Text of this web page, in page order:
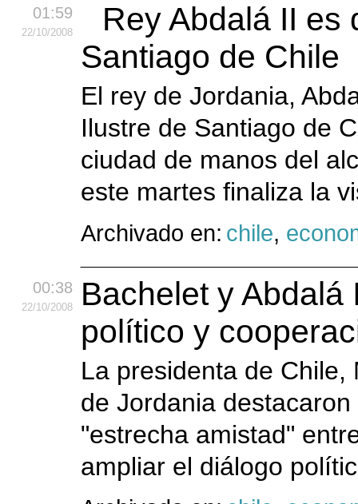
01:59
22/10/2008
Rey Abdalá II es
Santiago de Chile
El rey de Jordania,
Ilustre de Santiago de
ciudad de manos del
este martes finaliza la
Archivado en: chile,
00:38
22/10/2008
Bachelet y
político y
La presidenta de Chile,
de Jordania
"estrecha amistad"
ampliar el diálogo